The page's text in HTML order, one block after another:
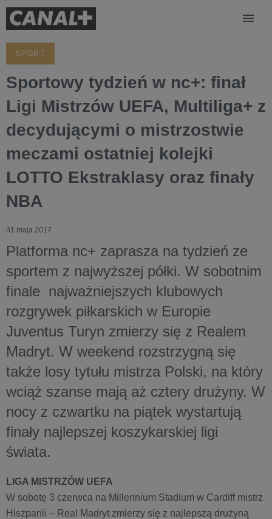
SPORT
Sportowy tydzień w nc+: finał
Ligi Mistrzów UEFA, Multiliga+ z
decydującymi o mistrzostwie
meczami ostatniej kolejki
LOTTO Ekstraklasy oraz finały
NBA
31 maja 2017
Platforma nc+ zaprasza na tydzień ze
sportem z najwyższej półki. W sobotnim
finale najważniejszych klubowych
rozgrywek piłkarskich w Europie
Juventus Turyn zmierzy się z Realem
Madryt. W weekend rozstrzygną się
także losy tytułu mistrza Polski, na który
wciąż szanse mają aż cztery drużyny. W
nocy z czwartku na piątek wystartują
finały najlepszej koszykarskiej ligi
świata.
LIGA MISTRZÓW UEFA
W sobotę 3 czerwca na Millennium Stadium w Cardiff mistrz
Hiszpanii – Real Madryt zmierzy się z najlepszą drużyną